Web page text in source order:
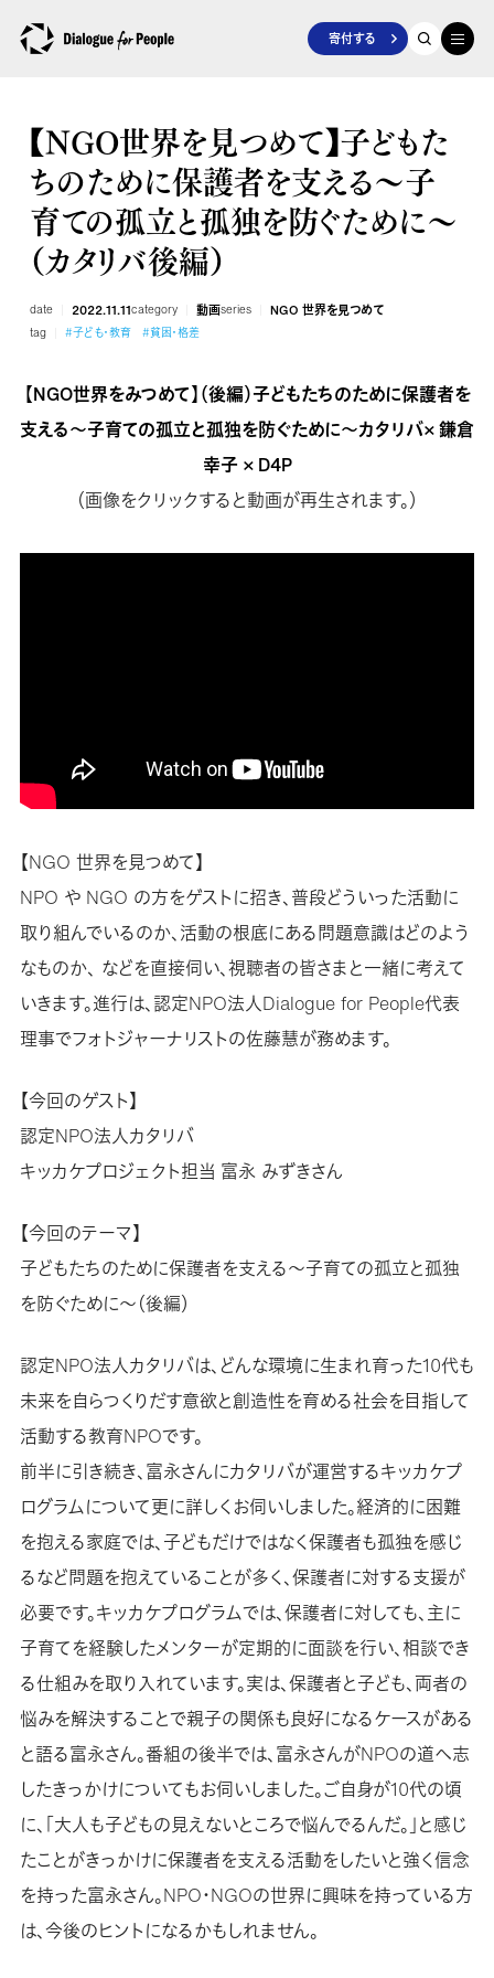
寄付する
【NGO世界を見つめて】子どもた
ちのために保護者を支える～子
育ての孤立と孤独を防ぐために～
（カタリバ後編）
date 2022.11.11category 動画series NGO 世界を見つめて
tag #子ども・教育 #貧困・格差
【NGO世界をみつめて】（後編）子どもたちのために保護者を
支える～子育ての孤立と孤独を防ぐために～カタリバ× 鎌倉
幸子 × D4P
（画像をクリックすると動画が再生されます。）
【NGO 世界を見つめて】
NPO や NGO の方をゲストに招き、普段どういった活動に
取り組んでいるのか、活動の根底にある問題意識はどのよう
なものか、 などを直接伺い、視聴者の皆さまと一緒に考えて
いきます。進行は、認定NPO法人Dialogue for People代表
理事でフォトジャーナリストの佐藤慧が務めます。
【今回のゲスト】
認定NPO法人カタリバ
キッカケプロジェクト担当 富永 みずきさん
【今回のテーマ】
子どもたちのために保護者を支える～子育ての孤立と孤独
を防ぐために～（後編）
認定NPO法人カタリバは、どんな環境に生まれ育った10代も
未来を自らつくりだす意欲と創造性を育める社会を目指して
活動する教育NPOです。
前半に引き続き、富永さんにカタリバが運営するキッカケプ
ログラムについて更に詳しくお伺いしました。経済的に困難
を抱える家庭では、子どもだけではなく保護者も孤独を感じ
るなど問題を抱えていることが多く、保護者に対する支援が
必要です。キッカケプログラムでは、保護者に対しても、主に
子育てを経験したメンターが定期的に面談を行い、相談でき
る仕組みを取り入れています。実は、保護者と子ども、両者の
悩みを解決することで親子の関係も良好になるケースがある
と語る富永さん。番組の後半では、富永さんがNPOの道へ志
したきっかけについてもお伺いしました。ご自身が10代の頃
に、「大人も子どもの見えないところで悩んでるんだ。」と感じ
たことがきっかけに保護者を支える活動をしたいと強く信念
を持った富永さん。NPO・NGOの世界に興味を持っている方
は、今後のヒントになるかもしれません。